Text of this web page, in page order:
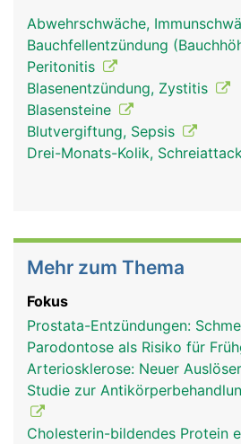
Abwehrschwäche,
Bauchfellentzündung
Peritonitis
Blasenentzündung, Zystitis
Blasensteine
Blutvergiftung, Sepsis
Drei-Monats-Kolik,
Mehr zum Thema
Fokus
Prostata-Entzündungen:
Parodontose als Risiko für
Arteriosklerose: Neuer
Studie zur
Cholesterin-bildendes Protein